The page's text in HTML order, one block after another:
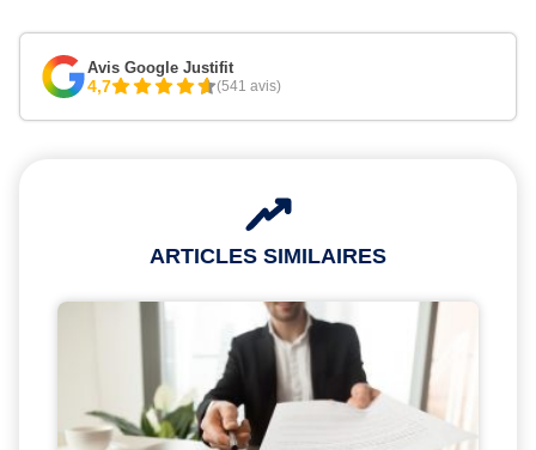
Avis Google Justifit
4,7 (541 avis)
ARTICLES SIMILAIRES